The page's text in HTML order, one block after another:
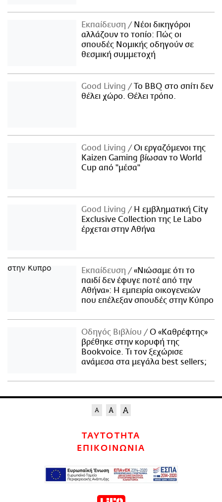
Εκπαίδευση
Νέοι δικηγόροι
αλλάζουν το τοπίο: Πώς οι
σπουδές Νομικής οδηγούν σε
θεσμική συμμετοχή
Good Living
Το BBQ στο σπίτι δεν
θέλει χώρο. Θέλει τρόπο.
Good Living
Οι εργαζόμενοι της
Kaizen Gaming βίωσαν το World
Cup από "μέσα"
Good Living
Η εμβληματική City
Exclusive Collection της Le Labo
έρχεται στην Αθήνα
Εκπαίδευση
«Νιώσαμε ότι το
παιδί δεν έφυγε ποτέ από την
Αθήνα»: Η εμπειρία οικογενειών
που επέλεξαν σπουδές στην Κύπρο
Οδηγός Βιβλίου
Ο «Καθρέφτης»
βρέθηκε στην κορυφή της
Bookvoice. Τι τον ξεχώρισε
ανάμεσα στα μεγάλα best sellers;
ΤΑΥΤΟΤΗΤΑ
ΕΠΙΚΟΙΝΩΝΙΑ